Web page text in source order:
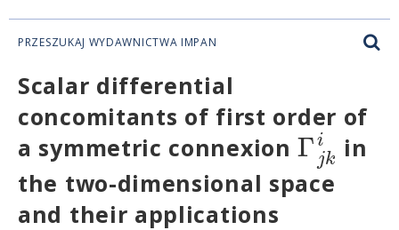
PRZESZUKAJ WYDAWNICTWA IMPAN
Scalar differential
concomitants of first order of
a symmetric connexionΓi
jk in
the two-dimensional space
and their applications